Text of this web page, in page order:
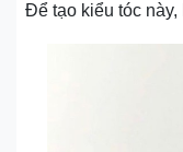
Để tạo kiểu tóc